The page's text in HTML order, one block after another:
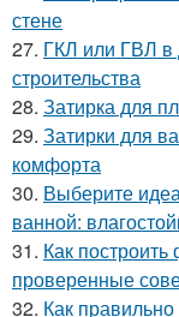
стене
27. ГКЛ или ГВЛ в
строительства
28. Затирка для
29. Затирки для
комфорта
30. Выберите
ванной:
31. Как
проверенные
32. Как